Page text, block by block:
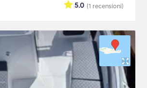
(1 recensioni)
5.0